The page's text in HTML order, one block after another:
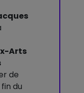
Arts
de
du